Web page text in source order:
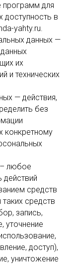
программ для
в
yahty.ru.
данных —
их
и технических
— действия,
без
конкретному
любое
действий
средств
средств
запись,
уточнение
доступ),
уничтожение